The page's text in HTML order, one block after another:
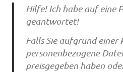
Hilfe! Ich habe auf eine
geantwortet!
Falls Sie aufgrund einer
personenbezogene
preisgegeben haben